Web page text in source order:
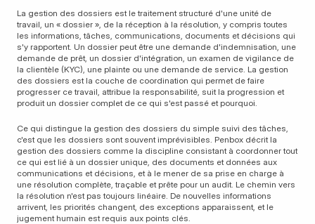
La gestion des dossiers est le traitement structuré d'une unité de
travail, un « dossier », de la réception à la résolution, y compris toutes
les informations, tâches, communications, documents et décisions qui
s'y rapportent. Un dossier peut être une demande d'indemnisation, une
demande de prêt, un dossier d'intégration, un examen de vigilance de
la clientèle (KYC), une plainte ou une demande de service. La gestion
des dossiers est la couche de coordination qui permet de faire
progresser ce travail, attribue la responsabilité, suit la progression et
produit un dossier complet de ce qui s'est passé et pourquoi.
Ce qui distingue la gestion des dossiers du simple suivi des tâches,
c'est que les dossiers sont souvent imprévisibles. Penbox décrit la
gestion des dossiers comme la discipline consistant à coordonner tout
ce qui est lié à un dossier unique, des documents et données aux
communications et décisions, et à le mener de sa prise en charge à
une résolution complète, traçable et prête pour un audit. Le chemin vers
la résolution n'est pas toujours linéaire. De nouvelles informations
arrivent, les priorités changent, des exceptions apparaissent, et le
jugement humain est requis aux points clés.